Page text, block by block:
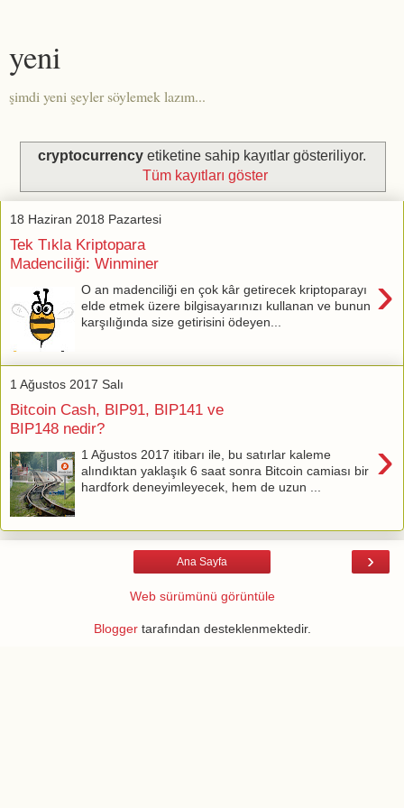
yeni
şimdi yeni şeyler söylemek lazım...
cryptocurrency etiketine sahip kayıtlar gösteriliyor.
Tüm kayıtları göster
18 Haziran 2018 Pazartesi
Tek Tıkla Kriptopara
Madenciliği: Winminer
›
O an madenciliği en çok kâr getirecek kriptoparayı
elde etmek üzere bilgisayarınızı kullanan ve bunun
karşılığında size getirisini ödeyen...
1 Ağustos 2017 Salı
Bitcoin Cash, BIP91, BIP141 ve
BIP148 nedir?
›
1 Ağustos 2017 itibarı ile, bu satırlar kaleme
alındıktan yaklaşık 6 saat sonra Bitcoin camiası bir
hardfork deneyimleyecek, hem de uzun ...
›
Ana Sayfa
Web sürümünü görüntüle
Bloggertarafından desteklenmektedir.